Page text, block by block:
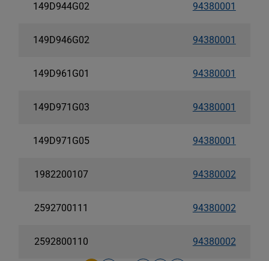
149D944G02 94380001
149D946G02 94380001
149D961G01 94380001
149D971G03 94380001
149D971G05 94380001
1982200107 94380002
2592700111 94380002
2592800110 94380002